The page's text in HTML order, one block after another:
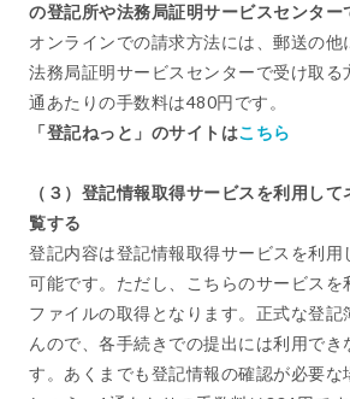
の登記所や法務局証明サービスセンター
オンラインでの請求方法には、郵送の他
法務局証明サービスセンターで受け取る
通あたりの手数料は480円です。
「登記ねっと」のサイトはこちら
（３）登記情報取得サービスを利用し
覧する
登記内容は登記情報取得サービスを利用
可能です。ただし、こちらのサービスを
ファイルの取得となります。正式な登記
んので、各手続きでの提出には利用でき
す。あくまでも登記情報の確認が必要な